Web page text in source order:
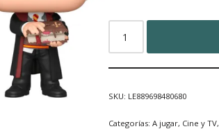
SKU: LE889698480680
Categorías: A jugar, Cine y TV,